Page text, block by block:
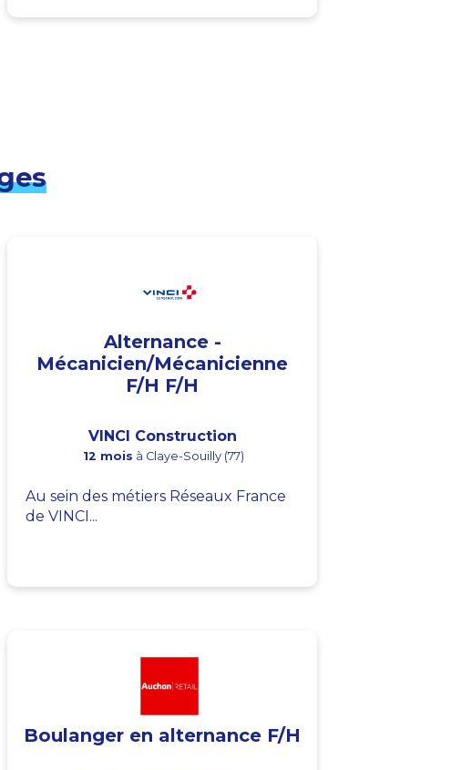
Alternance -
Mécanicien/Mécanicienne
F/H F/H
VINCI Construction
12 mois à Claye-Souilly (77)
Au sein des métiers Réseaux France
de VINCI...
Boulanger en alternance F/H